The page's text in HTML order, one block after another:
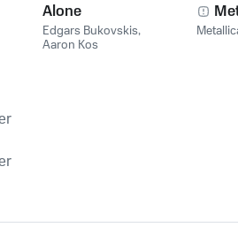
Alone
Edgars Bukovskis,
Aaron Kos